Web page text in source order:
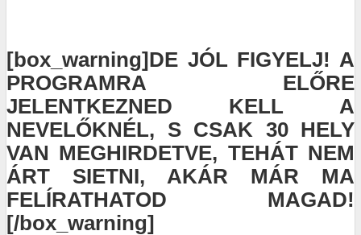
[box_warning]DE JÓL FIGYELJ! A
PROGRAMRA ELŐRE
JELENTKEZNED KELL A
NEVELŐKNÉL, S CSAK 30 HELY
VAN MEGHIRDETVE, TEHÁT NEM
ÁRT SIETNI, AKÁR MÁR MA
FELÍRATHATOD MAGAD!
[/box_warning]